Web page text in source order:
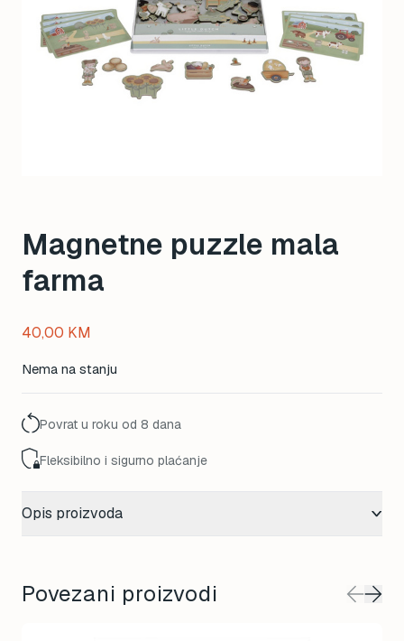
Magnetne puzzle mala
farma
40,00 KM
Nema na stanju
Povrat u roku od 8 dana
Fleksibilno i sigurno plaćanje
Opis proizvoda
Povezani proizvodi